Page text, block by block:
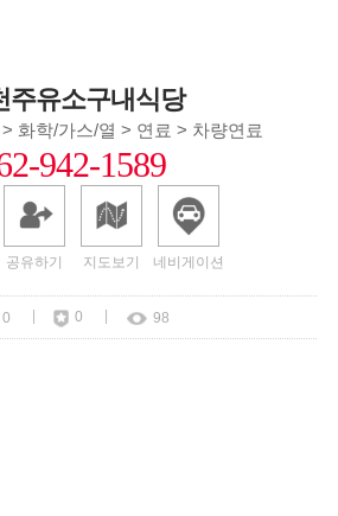
주유소구내식당
화학/가스/열 > 연료 > 차량연료
942-1589
공유하기 지도보기 네비게이션
0 0 98